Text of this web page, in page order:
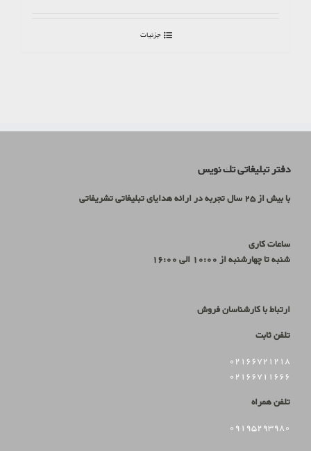
جزئیات
دفتر تبلیغاتی تك نويس
با بیش از 25 سال تجربه در ارائه هدایای تبلیغاتی تشریفاتی
ساعات کاری
شنبه تا چهارشنبه از 10:00 الی 16:00
ارتباط با کارشناسان فروش
تلفن ثابت
02166721218
02166711666
تلفن همراه
09195293980